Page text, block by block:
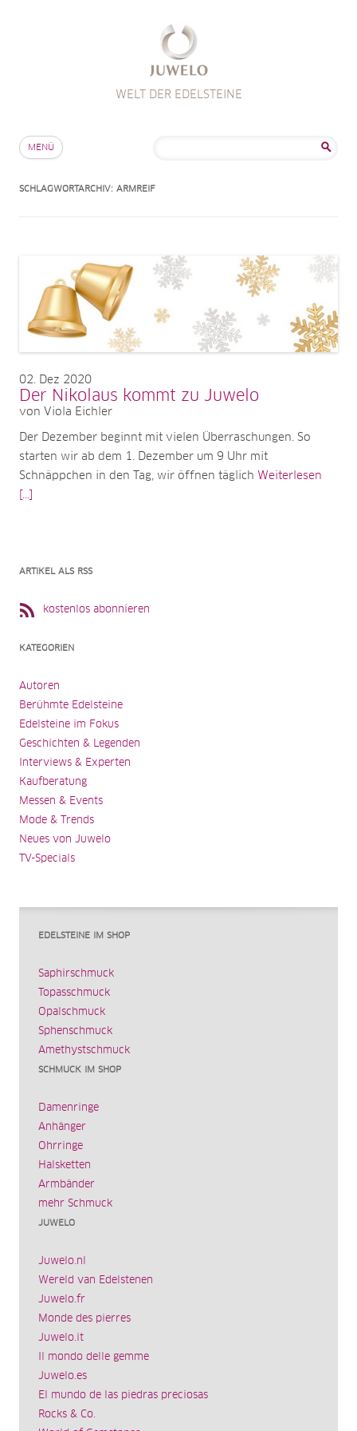
WELT DER EDELSTEINE
MENÜ
SCHLAGWORTARCHIV: ARMREIF
02 Dez 2020
Der Nikolaus kommt zu Juwelo
von Viola Eichler
Der Dezember beginnt mit vielen Überraschungen. So
starten wir ab dem 1. Dezember um 9 Uhr mit
Schnäppchen in den Tag, wir öffnen täglich Weiterlesen
ARTIKEL ALS RSS
kostenlos abonnieren
KATEGORIEN
Autoren
Berühmte Edelsteine
Edelsteine im Fokus
Geschichten & Legenden
Interviews & Experten
Kaufberatung
Messen & Events
Mode & Trends
Neues von Juwelo
TV-Specials
EDELSTEINE IM SHOP
Saphirschmuck
Topasschmuck
Opalschmuck
Sphenschmuck
Amethystschmuck
SCHMUCK IM SHOP
Damenringe
Anhänger
Ohrringe
Halsketten
Armbänder
mehr Schmuck
JUWELO
Juwelo.nl
Wereld van Edelstenen
Juwelo.fr
Monde des pierres
Juwelo.it
Il mondo delle gemme
Juwelo.es
El mundo de las piedras preciosas
Rocks & Co.